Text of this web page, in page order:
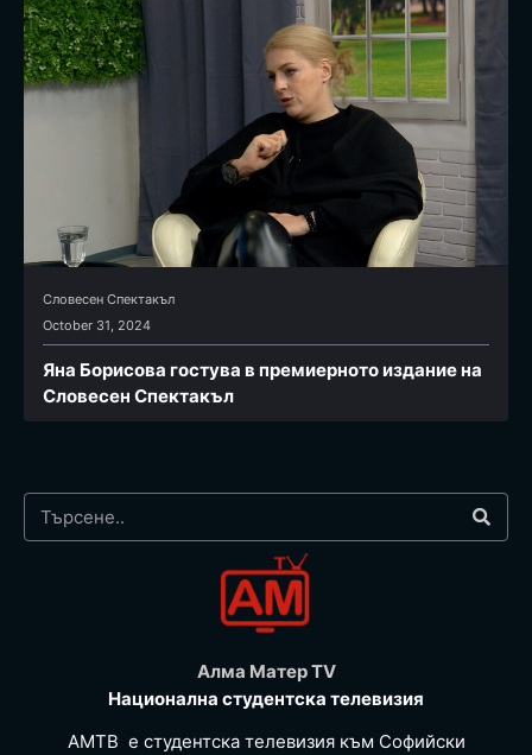
Словесен Спектакъл
October 31, 2024
Яна Борисова гостува в премиерното издание на
Словесен Спектакъл
Алма Матер TV
Национална студентска телевизия
АМТВ е студентска телевизия към Софийски